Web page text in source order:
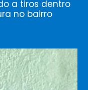
a tiros dentro
no bairro